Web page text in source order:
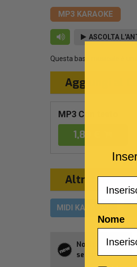
MP3 KARAOKE
ASCOLTA
Questa base musicale è
Aggiungi al
MP3 Con testo
1,89 €
Altri formati
MIDI KARAOKE
Novità della
settimana
Nome